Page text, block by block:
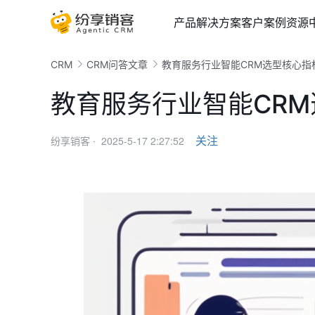
产品解决方案客户案例资源
CRM CRM问答文章 教育服务行业智能CRM选型核心指
教育服务行业智能
纷享销客 · 2025-5-17 2:27:52 关注